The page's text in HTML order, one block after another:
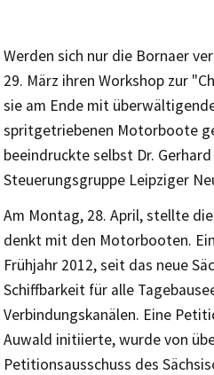
Werden sich nur die Bornaer
29. März ihren Workshop zur
sie am Ende mit
spritgetriebenen Motorboote
beeindruckte selbst Dr.
Steuerungsgruppe Leipziger
Am Montag, 28. April, stellte
denkt mit den Motorbooten.
Frühjahr 2012, seit das neue
Schiffbarkeit für alle
Verbindungskanälen. Eine
Auwald initiierte, wurde von
Petitionsausschuss des